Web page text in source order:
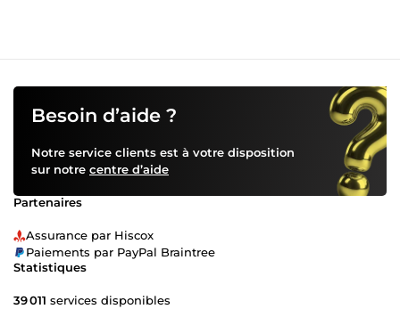
Besoin d’aide ?
Notre service clients est à votre disposition
sur notre centre d’aide
Partenaires
Assurance par Hiscox
Paiements par PayPal Braintree
Statistiques
39 011 services disponibles